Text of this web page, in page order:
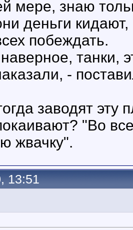
мере, знаю
деньги
побеждать.
танки,
-
заводят эту
"Во
жвачку".
13:51